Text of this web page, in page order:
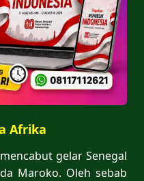
Afrika
gelar Senegal
Maroko. Oleh sebab